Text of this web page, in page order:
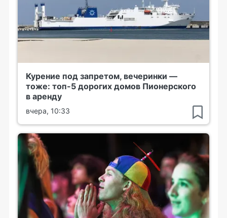
Курение под запретом, вечеринки —
тоже: топ-5 дорогих домов Пионерского
в аренду
вчера, 10:33